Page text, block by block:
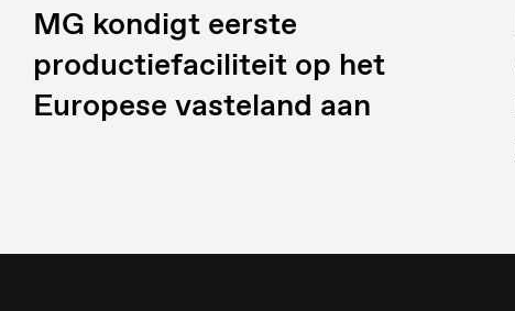
MG kondigt eerste
productiefaciliteit op het
Europese vasteland aan